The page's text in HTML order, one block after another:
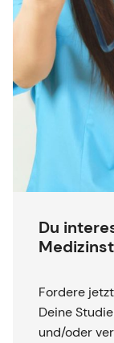
Du
Fordere
Deine
und/oder